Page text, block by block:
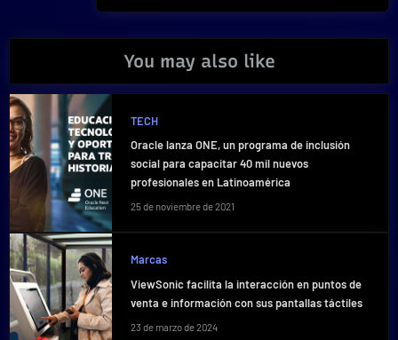
You may also like
TECH
Oracle lanza ONE, un programa de inclusión
social para capacitar 40 mil nuevos
profesionales en Latinoamérica
25 de noviembre de 2021
Marcas
ViewSonic facilita la interacción en puntos de
venta e información con sus pantallas táctiles
23 de marzo de 2024